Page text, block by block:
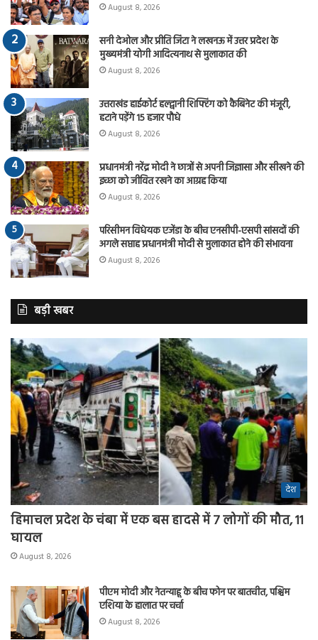
August 8, 2026
सनी देओल और प्रीति जिंटा ने लखनऊ में उत्तर प्रदेश के
मुख्यमंत्री योगी आदित्यनाथ से मुलाकात की
August 8, 2026
उत्तराखंड हाईकोर्ट हल्द्वानी शिफ्टिंग को कैबिनेट की मंजूरी,
हटाने पड़ेंगे 15 हजार पौधे
August 8, 2026
प्रधानमंत्री नरेंद्र मोदी ने छात्रों से अपनी जिज्ञासा और सीखने की
इच्छा को जीवित रखने का आग्रह किया
August 8, 2026
परिसीमन विधेयक एजेंडा के बीच एनसीपी-एसपी सांसदों की
अगले सप्ताह प्रधानमंत्री मोदी से मुलाकात होने की संभावना
August 8, 2026
बड़ी खबर
देश
हिमाचल प्रदेश के चंबा में एक बस हादसे में 7 लोगों की मौत, 11
घायल
August 8, 2026
पीएम मोदी और नेतन्याहू के बीच फोन पर बातचीत, पश्चिम
एशिया के हालात पर चर्चा
August 8, 2026